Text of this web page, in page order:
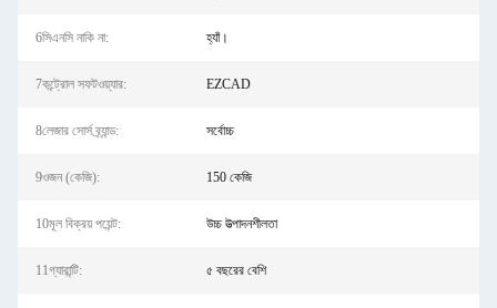
6সিএনসি নাকি না: হ্যাঁ।
7কন্ট্রোল সফটওয়্যার: EZCAD
8লেজার সোর্স ব্র্যান্ড: সর্বোচ্চ
9ওজন (কেজি): 150 কেজি
10মূল বিক্রয় পয়েন্ট: উচ্চ উত্পাদনশীলতা
11গ্যারান্টি: ৫ বছরের বেশি